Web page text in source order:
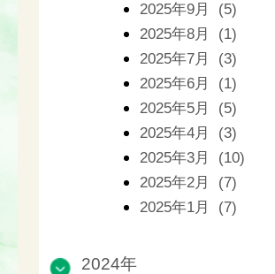
2025年9月 (5)
2025年8月 (1)
2025年7月 (3)
2025年6月 (1)
2025年5月 (5)
2025年4月 (3)
2025年3月 (10)
2025年2月 (7)
2025年1月 (7)
2024年